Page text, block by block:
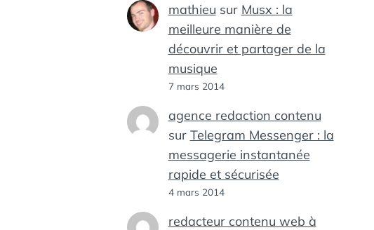
mathieu sur Musx : la
meilleure manière de
découvrir et partager de la
musique
7 mars 2014
agence redaction contenu
sur Telegram Messenger : la
messagerie instantanée
rapide et sécurisée
4 mars 2014
redacteur contenu web à